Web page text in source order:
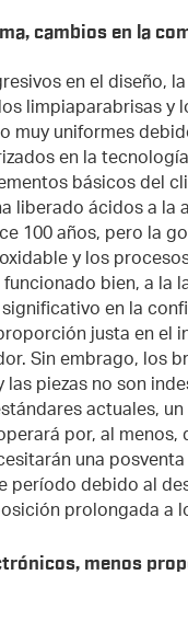
cambios en la
en el diseño,
limpiaparabrisas y
muy uniformes
en la
básicos del
liberado ácidos a la
100 años, pero la
y los
bien, a la
en la
justa en el
Sin embrago, los
piezas no son
actuales,
por, al menos,
una
período debido al
prolongada a
menos